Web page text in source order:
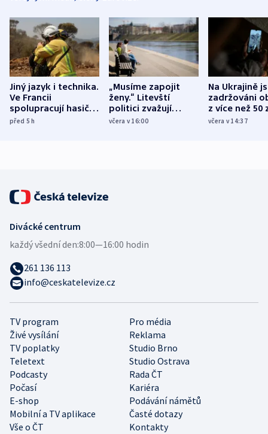
Jiný jazyk i technika.
Ve Francii
spolupracují hasiči z
různých zemí
před 5h
„Musíme zapojit
ženy.“ Litevští
politici zvažují
dohodu o
včera v 16:00
Na Ukrajině
zadržováni
z více než 50
Bojovali na
včera v 14:37
TV program
Pro média
Živé vysílání
Reklama
TV poplatky
Studio Brno
Teletext
Studio Ostrava
Podcasty
Rada ČT
Počasí
Kariéra
E-shop
Podávání námětů
Mobilní a TV aplikace
Časté dotazy
Vše o ČT
Kontakty
Divácké centrum
každý všední den:8:00—16:00 hodin
261 136 113
info@ceskatelevize.cz